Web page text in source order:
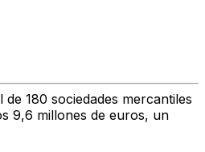
de 180 sociedades mercantiles
9,6 millones de euros, un